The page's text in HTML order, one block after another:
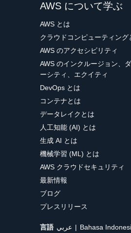
AWS について学ぶ
AWS とは
クラウドコンピューティング
AWS のアクセシビリティ
AWS のインクルージョン、
ーシティ、エクイティ
DevOps とは
コンテナとは
データレイクとは
人工知能 (AI) とは
生成 AI とは
機械学習 (ML) とは
AWS クラウドセキュリティ
最新情報
ブログ
プレスリリース
言語 عربي Bahasa